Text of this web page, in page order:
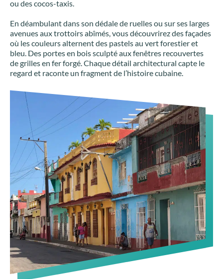
ou des cocos-taxis.
En déambulant dans son dédale de ruelles ou sur ses larges
avenues aux trottoirs abîmés, vous découvrirez des façades
où les couleurs alternent des pastels au vert forestier et
bleu. Des portes en bois sculpté aux fenêtres recouvertes
de grilles en fer forgé. Chaque détail architectural capte le
regard et raconte un fragment de l’histoire cubaine.